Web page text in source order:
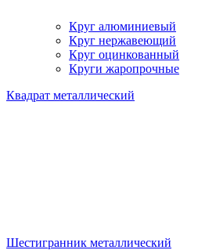
Круг алюминиевый
Круг нержавеющий
Круг оцинкованный
Круги жаропрочные
Квадрат металлический
Шестигранник металлический